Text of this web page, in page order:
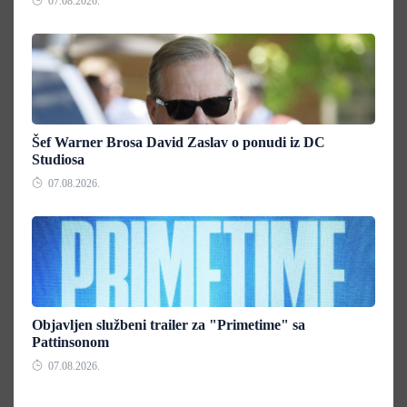
Šef Warner Brosa David Zaslav o ponudi iz DC
Studiosa
07.08.2026.
Objavljen službeni trailer za "Primetime" sa
Pattinsonom
07.08.2026.